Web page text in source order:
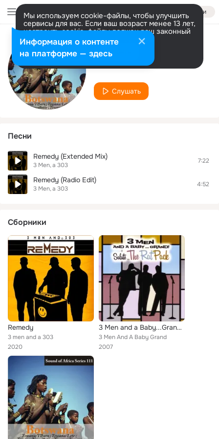
Войти
Мы используем cookie-файлы, чтобы улучшить
сервисы для вас. Если ваш возраст менее 13 лет,
настроить cookie-файлы должен ваш законный
представитель. Больше информации
Разрешить все Настроить
Исполнитель
3 Men
Слушать
Песни
Remedy (Extended Mix)
3 Men a 303
7:22
Remedy (Radio Edit)
3 Men a 303
4:52
Сборники
Remedy
3 men and a 303
2020
3 Men and a Baby...Grand: Salute the Rat Pack
3 Men And A Baby Grand
2007
Информация о контенте
на платформе — здесь